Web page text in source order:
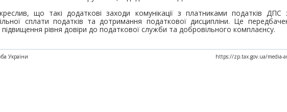
що такі додаткові заходи комунікації з платниками податків ДПС
сплати податків та дотримання податкової дисципліни. Це
підвищення рівня довіри до податкової служби та добровільного комплаєнсу.
України https://zp.tax.gov.ua/media-